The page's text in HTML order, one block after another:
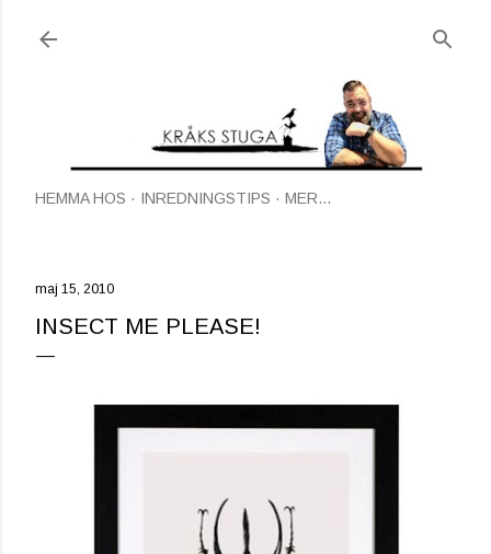
HEMMA HOS INREDNINGSTIPS MER…
maj 15, 2010
INSECT ME PLEASE!